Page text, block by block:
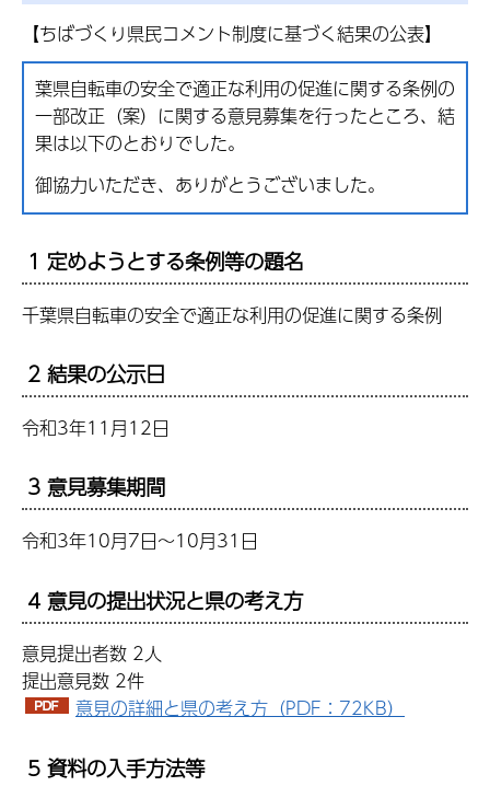
【ちばづくり県民コメント制度に基づく結果の公表】
葉県自転車の安全で適正な利用の促進に関する条例の
一部改正（案）に関する意見募集を行ったところ、結
果は以下のとおりでした。
御協力いただき、ありがとうございました。
1 定めようとする条例等の題名
千葉県自転車の安全で適正な利用の促進に関する条例
2 結果の公示日
令和3年11月12日
3 意見募集期間
令和3年10月7日～10月31日
4 意見の提出状況と県の考え方
意見提出者数 2人
提出意見数 2件
意見の詳細と県の考え方（PDF：72KB）
5 資料の入手方法等